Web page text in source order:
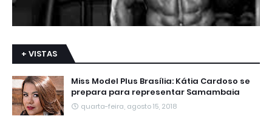
+ VISTAS
Miss Model Plus Brasília: Kátia Cardoso se
prepara para representar Samambaia
quarta-feira, agosto 15, 2018